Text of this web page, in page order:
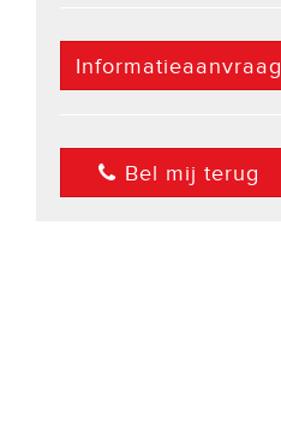
Informatieaanvraag
Bel mij terug